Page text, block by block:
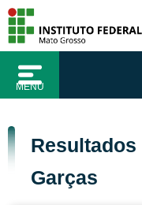
conteúdo
para
conteúdo
MENU
Garças